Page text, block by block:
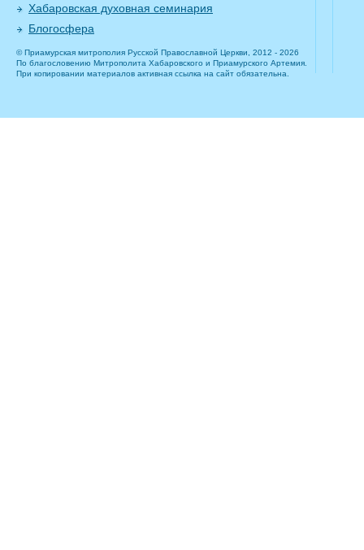
Хабаровская духовная семинария
Блогосфера
© Приамурская митрополия Русской Православной Церкви, 2012 - 2026
По благословению Митрополита Хабаровского и Приамурского Артемия.
При копировании материалов активная ссылка на сайт обязательна.